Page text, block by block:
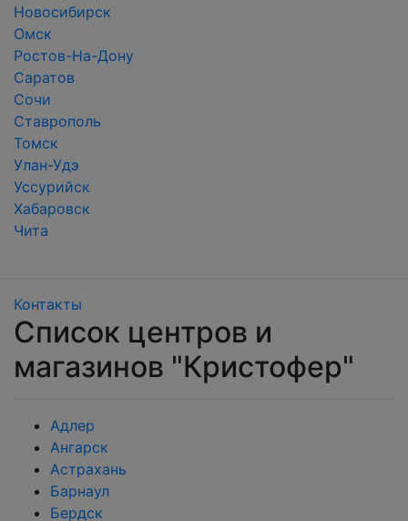
Новосибирск
Омск
Ростов-На-Дону
Саратов
Сочи
Ставрополь
Томск
Улан-Удэ
Уссурийск
Хабаровск
Чита
Контакты
Список центров и
магазинов "Кристофер"
Адлер
Ангарск
Астрахань
Барнаул
Бердск